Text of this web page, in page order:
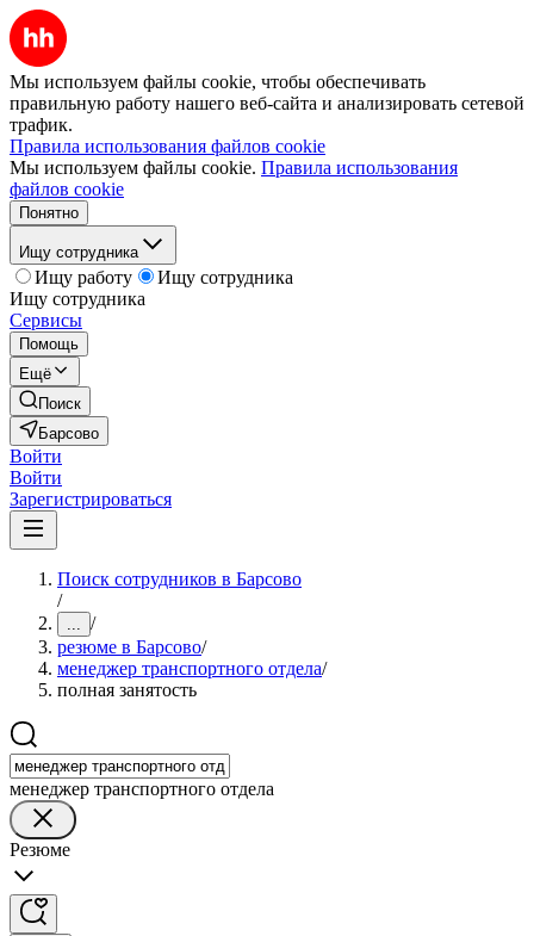
Мы используем файлы cookie, чтобы обеспечивать
правильную работу нашего веб-сайта и анализировать сетевой
трафик.
Правила использования файлов cookie
Мы используем файлы cookie. Правила использования
файлов cookie
Понятно
Ищу сотрудника
Ищу работу
Ищу сотрудника
Ищу сотрудника
Сервисы
Помощь
Ещё
Поиск
Барсово
Войти
Войти
Зарегистрироваться
Поиск сотрудников в Барсово
/
... /
резюме в Барсово/
менеджер транспортного отдела/
полная занятость
менеджер транспортного отдела
Резюме